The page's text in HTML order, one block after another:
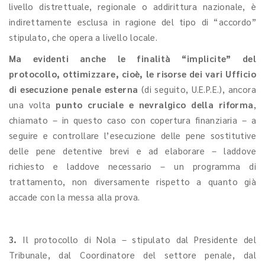
livello distrettuale, regionale o addirittura nazionale, è
indirettamente esclusa in ragione del tipo di “accordo”
stipulato, che opera a livello locale.
Ma evidenti anche le finalità “implicite” del
protocollo, ottimizzare, cioè, le risorse dei vari Ufficio
di esecuzione penale esterna (di seguito, U.E.P.E.), ancora
una volta punto cruciale e nevralgico della riforma,
chiamato – in questo caso con copertura finanziaria – a
seguire e controllare l’esecuzione delle pene sostitutive
delle pene detentive brevi e ad elaborare – laddove
richiesto e laddove necessario – un programma di
trattamento, non diversamente rispetto a quanto già
accade con la messa alla prova.
3. Il protocollo di Nola – stipulato dal Presidente del
Tribunale, dal Coordinatore del settore penale, dal